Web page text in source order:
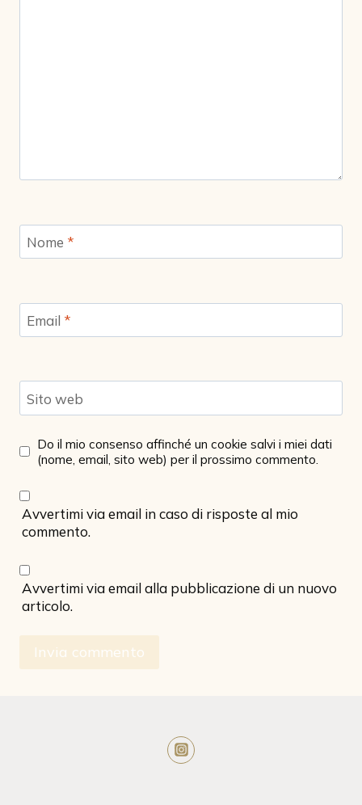
Nome *
Email *
Sito web
Do il mio consenso affinché un cookie salvi i miei dati
(nome, email, sito web) per il prossimo commento.
Avvertimi via email in caso di risposte al mio
commento.
Avvertimi via email alla pubblicazione di un nuovo
articolo.